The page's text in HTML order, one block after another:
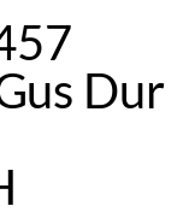
Dur